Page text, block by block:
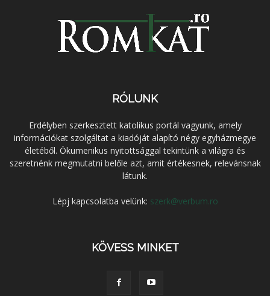
RÓLUNK
Erdélyben szerkesztett katolikus portál vagyunk, amely
információkat szolgáltat a kiadóját alapító négy egyházmegye
életéből. Ökumenikus nyitottsággal tekintünk a világra és
szeretnénk megmutatni belőle azt, amit értékesnek, relevánsnak
látunk.
Lépj kapcsolatba velünk: szerk@verbum.ro
KÖVESS MINKET